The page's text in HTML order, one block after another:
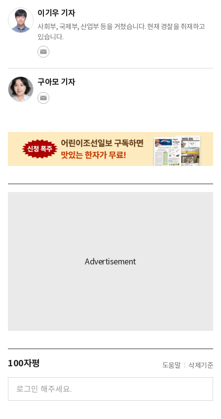
이기우 기자
사회부, 국제부, 산업부 등을 거쳤습니다. 현재 경찰을 취재하고
있습니다.
구아모 기자
100자평 도움말 삭제기준